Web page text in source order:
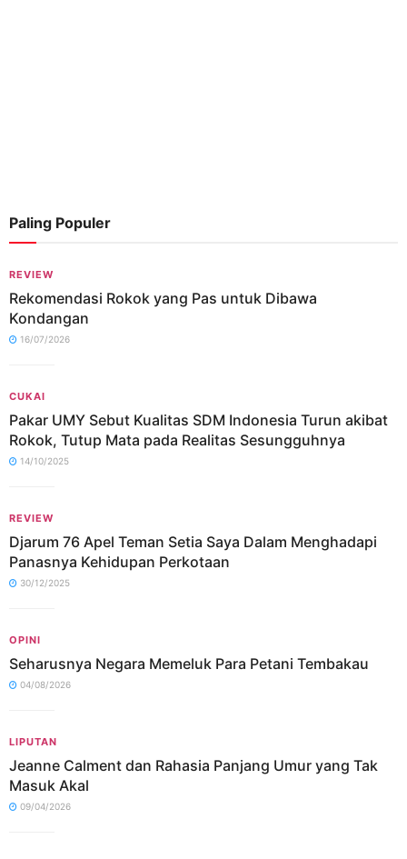
Paling Populer
REVIEW
Rekomendasi Rokok yang Pas untuk Dibawa
Kondangan
16/07/2026
CUKAI
Pakar UMY Sebut Kualitas SDM Indonesia Turun akibat
Rokok, Tutup Mata pada Realitas Sesungguhnya
14/10/2025
REVIEW
Djarum 76 Apel Teman Setia Saya Dalam Menghadapi
Panasnya Kehidupan Perkotaan
30/12/2025
OPINI
Seharusnya Negara Memeluk Para Petani Tembakau
04/08/2026
LIPUTAN
Jeanne Calment dan Rahasia Panjang Umur yang Tak
Masuk Akal
09/04/2026